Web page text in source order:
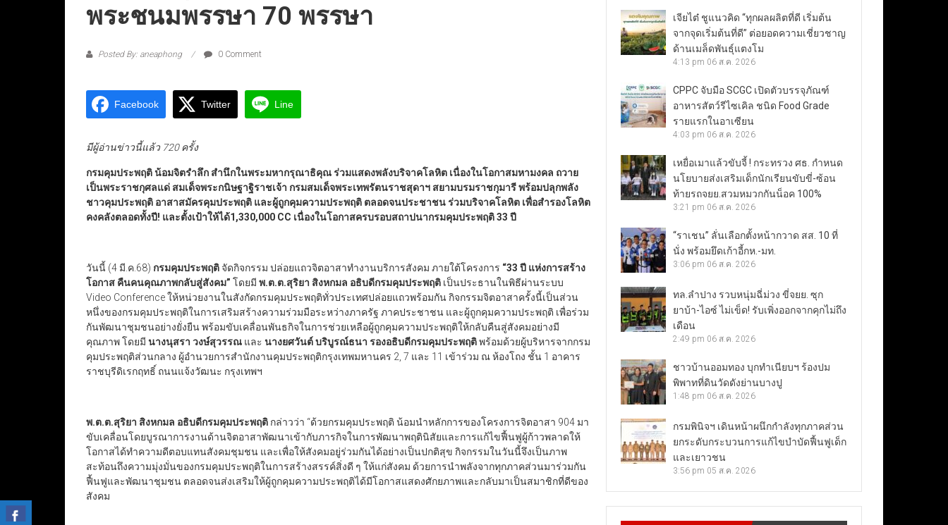
พระชนมพรรษา 70 พรรษา
Posted By: aneaphong 0 Comment
Facebook Twitter Line
มีผู้อ่านข่าวนี้แล้ว 720 ครั้ง
กรมคุมประพฤติ น้อมจิตรำลึก สำนึกในพระมหากรุณาธิคุณ ร่วมแสดงพลังบริจาคโลหิต เนื่องในโอกาสมหามงคล ถวาย
เป็นพระราชกุศลแด่ สมเด็จพระกนิษฐาฐิราชเจ้า กรมสมเด็จพระเทพรัตนราชสุดาฯ สยามบรมราชกุมารี พร้อมปลุกพลัง
ชาวคุมประพฤติ อาสาสมัครคุมประพฤติ และผู้ถูกคุมความประพฤติ ตลอดจนประชาชน ร่วมบริจาคโลหิต เพื่อสำรองโลหิต
คงคลังตลอดทั้งปี! และตั้งเป้าให้ได้1,330,000 CC เนื่องในโอกาสครบรอบสถาปนากรมคุมประพฤติ 33 ปี
วันนี้ (4 มี.ค.68) กรมคุมประพฤติ จัดกิจกรรม ปล่อยแถวจิตอาสาทำงานบริการสังคม ภายใต้โครงการ “33 ปี แห่งการสร้าง
โอกาส คืนคนคุณภาพกลับสู่สังคม” โดยมี พ.ต.ต.สุริยา สิงหกมล อธิบดีกรมคุมประพฤติ เป็นประธานในพิธีผ่านระบบ
Video Conference ให้หน่วยงานในสังกัดกรมคุมประพฤติทั่วประเทศปล่อยแถวพร้อมกัน กิจกรรมจิตอาสาครั้งนี้เป็นส่วน
หนึ่งของกรมคุมประพฤติในการเสริมสร้างความร่วมมือระหว่างภาครัฐ ภาคประชาชน และผู้ถูกคุมความประพฤติ เพื่อร่วม
กันพัฒนาชุมชนอย่างยั่งยืน พร้อมขับเคลื่อนพันธกิจในการช่วยเหลือผู้ถูกคุมความประพฤติให้กลับคืนสู่สังคมอย่างมี
คุณภาพ โดยมี นางนุสรา วงษ์สุวรรณ และ นางยศวันต์ บริบูรณ์ธนา รองอธิบดีกรมคุมประพฤติพร้อมด้วยผู้บริหารจากกรม
คุมประพฤติส่วนกลาง ผู้อำนวยการสำนักงานคุมประพฤติกรุงเทพมหานคร 2, 7 และ 11 เข้าร่วม ณ ห้องโถง ชั้น 1 อาคาร
ราชบุรีดิเรกฤทธิ์ ถนนแจ้งวัฒนะ กรุงเทพฯ
พ.ต.ต.สุริยา สิงหกมล อธิบดีกรมคุมประพฤติ กล่าวว่า “ด้วยกรมคุมประพฤติ น้อมนำหลักการของโครงการจิตอาสา 904 มา
ขับเคลื่อนโดยบูรณาการงานด้านจิตอาสาพัฒนาเข้ากับภารกิจในการพัฒนาพฤตินิสัยและการแก้ไขฟื้นฟูผู้ก้าวพลาดให้
โอกาสได้ทำความดีตอบแทนสังคมชุมชน และเพื่อให้สังคมอยู่ร่วมกันได้อย่างเป็นปกติสุข กิจกรรมในวันนี้จึงเป็นภาพ
สะท้อนถึงความมุ่งมั่นของกรมคุมประพฤติในการสร้างสรรค์สิ่งดี ๆ ให้แก่สังคม ด้วยการนำพลังจากทุกภาคส่วนมาร่วมกัน
ฟื้นฟูและพัฒนาชุมชน ตลอดจนส่งเสริมให้ผู้ถูกคุมความประพฤติได้มีโอกาสแสดงศักยภาพและกลับมาเป็นสมาชิกที่ดีของ
สังคม
เจียไต๋ ชูแนวคิด “ทุกผลผลิตที่ดี เริ่มต้น
จากจุดเริ่มต้นที่ดี” ต่อยอดความเชี่ยวชาญ
ด้านเมล็ดพันธุ์แตงโม
4:13 pm 06 ส.ค. 2026
CPPC จับมือ SCGC เปิดตัวบรรจุภัณฑ์
อาหารสัตว์รีไซเคิล ชนิด Food Grade
รายแรกในอาเซียน
4:03 pm 06 ส.ค. 2026
เหยื่อเมาแล้วขับจี้ ! กระทรวง ศธ. กำหนด
นโยบายส่งเสริมเด็กนักเรียนขับขี่-ซ้อน
ท้ายรถจยย.สวมหมวกกันน็อค 100%
3:21 pm 06 ส.ค. 2026
“ราเชน” ลั่นเลือกตั้งหน้ากวาด สส. 10 ที่
นั่ง พร้อมยึดเก้าอี้กห.-มท.
3:06 pm 06 ส.ค. 2026
ทล.ลำปาง รวบหนุ่มฉี่ม่วง ขี่จยย. ซุก
ยาบ้า-ไอซ์ ไม่เข็ด! รับเพิ่งออกจากคุกไม่ถึง
เดือน
2:49 pm 06 ส.ค. 2026
ชาวบ้านออมทอง บุกทำเนียบฯ ร้องปม
พิพาทที่ดินวัดดังย่านบางปู
1:48 pm 06 ส.ค. 2026
กรมพินิจฯ เดินหน้าผนึกกำลังทุกภาคส่วน
ยกระดับกระบวนการแก้ไขบำบัดฟื้นฟูเด็ก
และเยาวชน
3:56 pm 05 ส.ค. 2026